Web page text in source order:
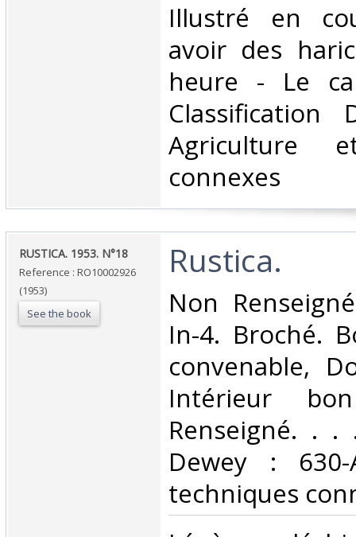
‎Illustré en
avoir des
heure - Le
Classification
Agriculture
connexes‎
‎RUSTICA. 1953. N°18‎
Reference : RO10002926
(1953)
See the book
‎Rustica.‎
‎Non
In-4. Broché.
convenable,
Intérieur
Renseigné. . .
Dewey :
techniques